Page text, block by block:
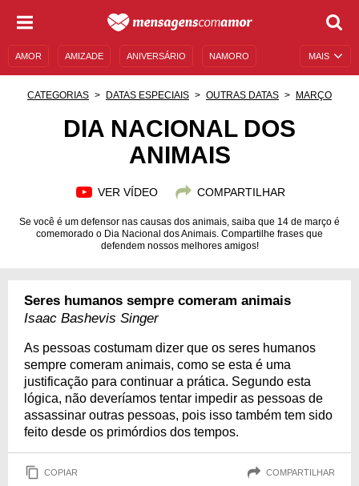
MAIS
AMOR AMIZADE ANIVERSÁRIO NAMORO
MENSAGENS DE ANIVERSÁRIO
CATEGORIAS DATAS ESPECIAIS OUTRAS DATAS MARÇO
DIA NACIONAL DOS
ANIMAIS
VER VÍDEO COMPARTILHAR
Se você é um defensor nas causas dos animais, saiba que 14 de março é
comemorado o Dia Nacional dos Animais. Compartilhe frases que
defendem nossos melhores amigos!
Seres humanos sempre comeram animais
Isaac Bashevis Singer
As pessoas costumam dizer que os seres humanos
sempre comeram animais, como se esta é uma
justificação para continuar a prática. Segundo esta
lógica, não deveríamos tentar impedir as pessoas de
assassinar outras pessoas, pois isso também tem sido
feito desde os primórdios dos tempos.
COPIAR COMPARTILHAR